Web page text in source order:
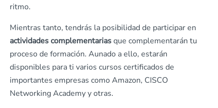
ritmo.
Mientras tanto, tendrás la posibilidad de participar en
actividades complementariasque complementarán tu
proceso de formación. Aunado a ello, estarán
disponibles para ti varios cursos certificados de
importantes empresas como Amazon, CISCO
Networking Academy y otras.